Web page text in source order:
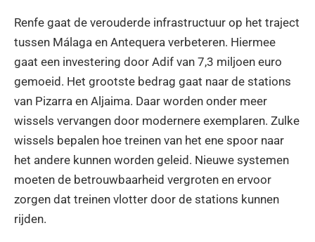
Renfe gaat de verouderde infrastructuur op het traject
tussen Málaga en Antequera verbeteren. Hiermee
gaat een investering door Adif van 7,3 miljoen euro
gemoeid. Het grootste bedrag gaat naar de stations
van Pizarra en Aljaima. Daar worden onder meer
wissels vervangen door modernere exemplaren. Zulke
wissels bepalen hoe treinen van het ene spoor naar
het andere kunnen worden geleid. Nieuwe systemen
moeten de betrouwbaarheid vergroten en ervoor
zorgen dat treinen vlotter door de stations kunnen
rijden.